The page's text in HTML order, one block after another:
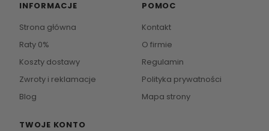
INFORMACJE
Strona główna
Raty 0%
Koszty dostawy
Zwroty i reklamacje
Blog
POMOC
Kontakt
O firmie
Regulamin
Polityka prywatności
Mapa strony
TWOJE KONTO